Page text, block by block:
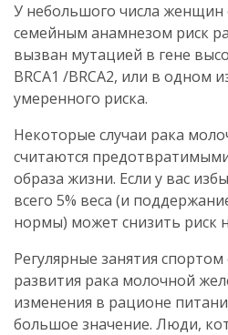
У небольшого числа женщин
семейным анамнезом риск
вызван мутацией в гене
BRCA1 /BRCA2, или в одном
умеренного риска.
Некоторые случаи рака
считаются
образа жизни. Если у вас
всего 5% веса (и
нормы) может снизить риск
Регулярные занятия
развития рака молочной
изменения в рационе
большое значение. Люди,